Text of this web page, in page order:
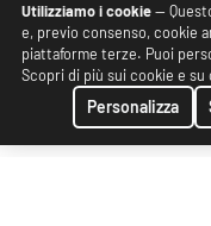
Utilizziamo i cookie—
e, previo consenso, cookie
piattaforme terze. Puoi
Scopri di più sui cookie e
Personalizza